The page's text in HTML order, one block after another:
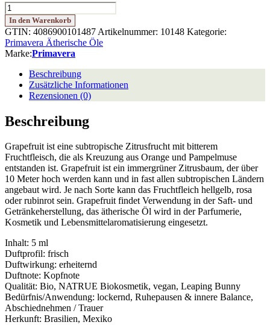
Grapefruit
bio
5
ml
Menge
In den Warenkorb
GTIN: 4086900101487 Artikelnummer: 10148 Kategorie:
Primavera Ätherische Öle
Marke:Primavera
Beschreibung
Zusätzliche Informationen
Rezensionen (0)
Beschreibung
Grapefruit ist eine subtropische Zitrusfrucht mit bitterem
Fruchtfleisch, die als Kreuzung aus Orange und Pampelmuse
entstanden ist. Grapefruit ist ein immergrüner Zitrusbaum, der über
10 Meter hoch werden kann und in fast allen subtropischen Ländern
angebaut wird. Je nach Sorte kann das Fruchtfleich hellgelb, rosa
oder rubinrot sein. Grapefruit findet Verwendung in der Saft- und
Getränkeherstellung, das ätherische Öl wird in der Parfumerie,
Kosmetik und Lebensmittelaromatisierung eingesetzt.
Inhalt: 5 ml
Duftprofil: frisch
Duftwirkung: erheiternd
Duftnote: Kopfnote
Qualität: Bio, NATRUE Biokosmetik, vegan, Leaping Bunny
Bedürfnis/Anwendung: lockernd, Ruhepausen & innere Balance,
Abschiednehmen / Trauer
Herkunft: Brasilien, Mexiko